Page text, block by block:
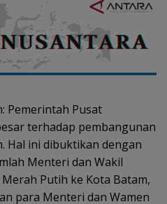
Pemerintah Pusat
terhadap pembangunan
Hal ini dibuktikan dengan
Menteri dan Wakil
Putih ke Kota Batam,
para Menteri dan Wamen